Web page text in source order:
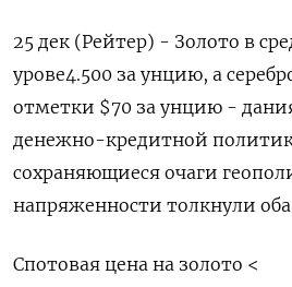
25 дек (Рейтер) - Золото в
урове4.500 за унцию, а
отметки $70 за унцию -
денежно-кредитной
сохраняющиеся очаги
напряженности толкнули
Спотовая цена на золото <